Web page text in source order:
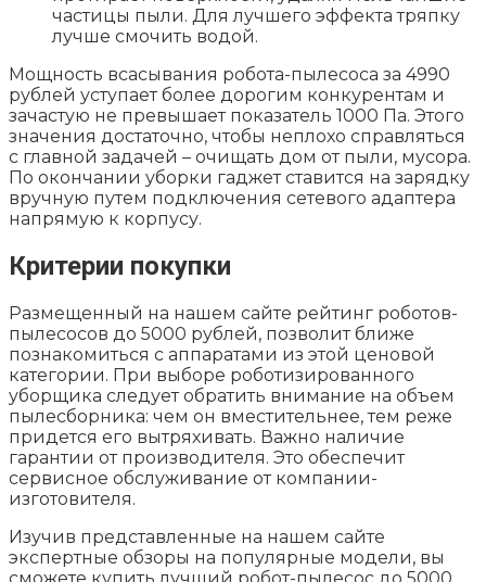
частицы пыли. Для лучшего эффекта тряпку
лучше смочить водой.
Мощность всасывания робота-пылесоса за 4990
рублей уступает более дорогим конкурентам и
зачастую не превышает показатель 1000 Па. Этого
значения достаточно, чтобы неплохо справляться
с главной задачей – очищать дом от пыли, мусора.
По окончании уборки гаджет ставится на зарядку
вручную путем подключения сетевого адаптера
напрямую к корпусу.
Критерии покупки
Размещенный на нашем сайте рейтинг роботов-
пылесосов до 5000 рублей, позволит ближе
познакомиться с аппаратами из этой ценовой
категории. При выборе роботизированного
уборщика следует обратить внимание на объем
пылесборника: чем он вместительнее, тем реже
придется его вытряхивать. Важно наличие
гарантии от производителя. Это обеспечит
сервисное обслуживание от компании-
изготовителя.
Изучив представленные на нашем сайте
экспертные обзоры на популярные модели, вы
сможете купить лучший робот-пылесос до 5000